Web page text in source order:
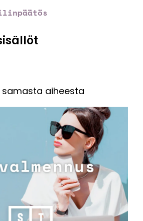
samasta aiheesta